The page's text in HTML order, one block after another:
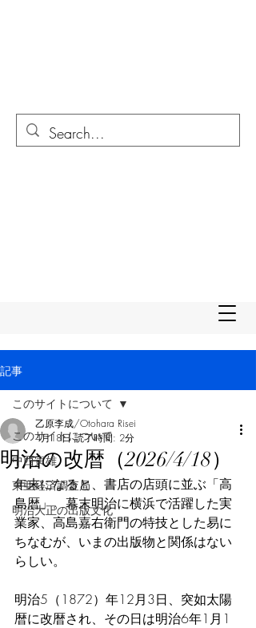
記事
このサイトについて
中西寅雄
東亜経済調査局
明治大正の出版文化
このサイトについて
明治の改暦（2026/4/18）
乙原李成/Otohara Risei
4月18日 読了時間: 2分
年末になると、書店の店頭に並ぶ「高
島暦」。幕末明治に横浜で活躍した実
業家、高島嘉右衛門の特技とした易に
ちなむが、いまの出版物と関係はない
らしい。
明治5（1872）年12月3日、突如太陽
暦に改暦され、その日は明治6年1月1